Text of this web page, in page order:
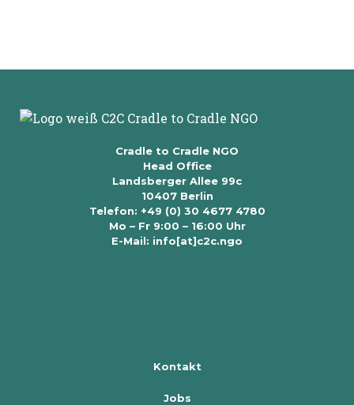
Cradle to Cradle NGO
Head Office
Landsberger Allee 99c
10407 Berlin
Telefon: +49 (0) 30 4677 4780
Mo – Fr 9:00 – 16:00 Uhr
E-Mail: info[at]c2c.ngo
Kontakt
Jobs